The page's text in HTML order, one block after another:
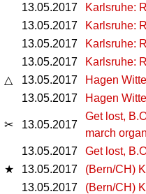
13.05.2017
Karlsruhe:
13.05.2017
Karlsruhe:
13.05.2017
Karlsruhe:
13.05.2017
Karlsruhe:
△ 13.05.2017
Hagen
13.05.2017 Hagen
✂ 13.05.2017
Get lost,
march
13.05.2017
Get lost,
★ 13.05.2017
(Bern/CH)
13.05.2017
(Bern/CH)